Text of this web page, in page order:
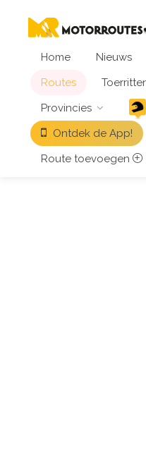
Home
Nieuws
Routes
Provincies
Ontdek de App!
Route toevoegen